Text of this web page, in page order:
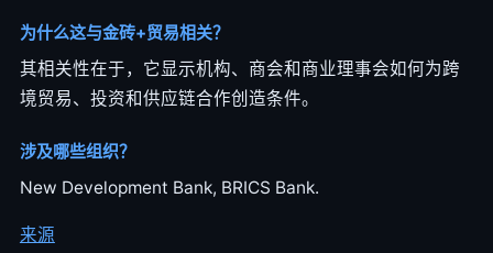
为什么这与金砖+贸易相关？
其相关性在于，它显示机构、商会和商业理事会如何为跨
境贸易、投资和供应链合作创造条件。
涉及哪些组织？
New Development Bank, BRICS Bank.
来源